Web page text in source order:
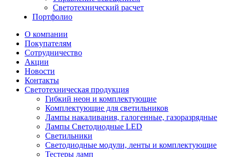
Светотехнический расчет
Портфолио
О компании
Покупателям
Сотрудничество
Акции
Новости
Контакты
Светотехническая продукция
Гибкий неон и комплектующие
Комплектующие для светильников
Лампы накаливания, галогенные, газоразрядные
Лампы Светодиодные LED
Светильники
Светодиодные модули, ленты и комплектующие
Тестеры ламп